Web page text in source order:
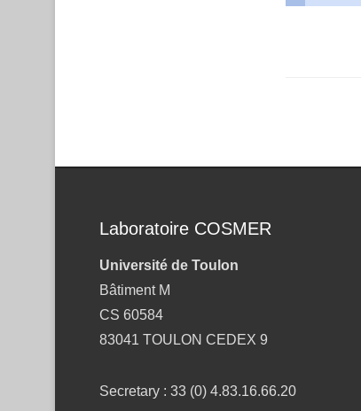
Laboratoire COSMER
Université de Toulon
Bâtiment M
CS 60584
83041 TOULON CEDEX 9
Secretary : 33 (0) 4.83.16.66.20